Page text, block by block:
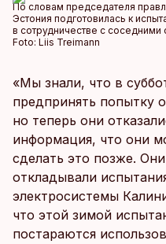
По словам председателя
Эстония подготовилась к
в сотрудничестве с соседними
Foto: Liis Treimann
«Мы знали, что в
предпринять попытку
но теперь они
информация, что они
сделать это позже.
откладывали
электросистемы
что этой зимой
постараются